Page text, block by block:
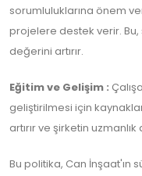
sorumluluklarına önem
projelere destek verir. Bu,
değerini artırır.
Eğitim ve Gelişim :
geliştirilmesi için
artırır ve şirketin
Bu politika, Can İnşaat'ın